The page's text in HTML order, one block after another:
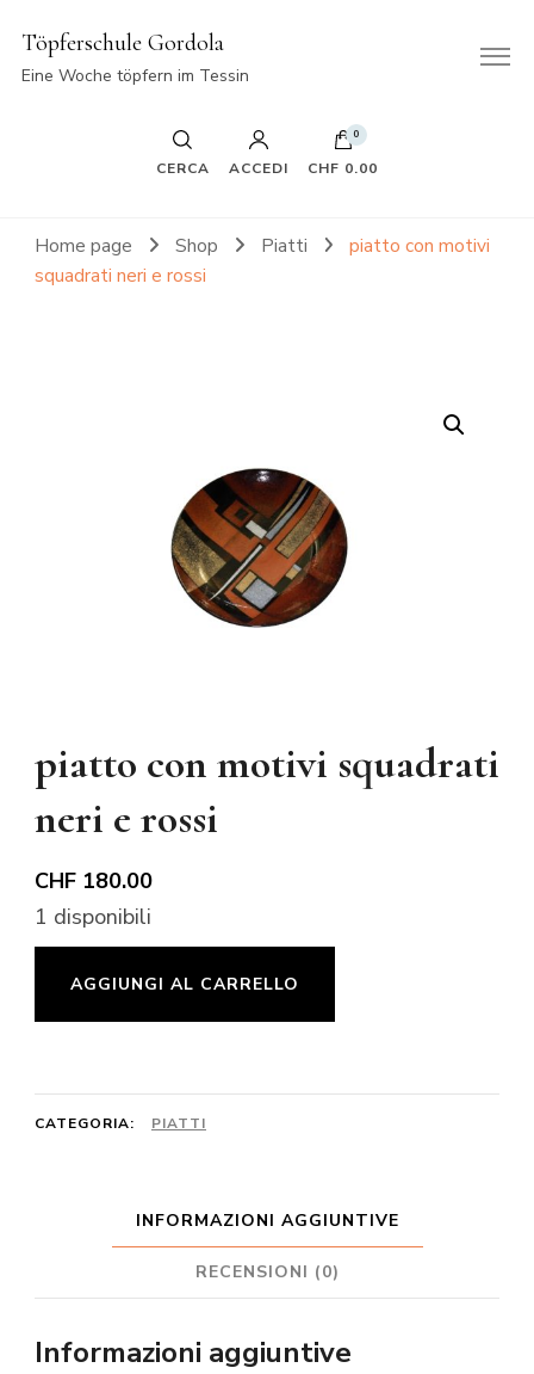
Töpferschule Gordola
Eine Woche töpfern im Tessin
CERCA ACCEDI
0
CHF 0.00
Home page Shop Piatti
piatto con motivi
squadrati neri e rossi
piatto con motivi squadrati
neri e rossi
CHF 180.00
1 disponibili
neri
quantità
AGGIUNGI AL CARRELLO
CATEGORIA: PIATTI
INFORMAZIONI AGGIUNTIVE
RECENSIONI (0)
Informazioni aggiuntive